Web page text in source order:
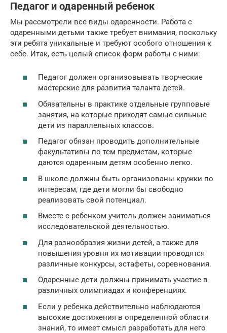
Педагог и одаренный ребенок
Мы рассмотрели все виды одаренности. Работа с
одаренными детьми также требует внимания, поскольку
эти ребята уникальные и требуют особого отношения к
себе. Итак, есть целый список форм работы с ними:
Педагог должен организовывать творческие
мастерские для развития таланта детей.
Обязательны в практике отдельные групповые
занятия, на которые приходят самые сильные
дети из параллельных классов.
Педагог обязан проводить дополнительные
факультативы по тем предметам, которые
даются одаренным детям особенно легко.
В школе должны быть организованы кружки по
интересам, где дети могли бы свободно
реализовать свой потенциал.
Вместе с ребенком учитель должен заниматься
исследовательской деятельностью.
Для разнообразия жизни детей, а также для
повышения уровня их мотивации проводятся
различные конкурсы, эстафеты, соревнования.
Одаренные дети должны принимать участие в
различных олимпиадах и конференциях.
Если у ребенка действительно наблюдаются
высокие достижения в определенной области
знаний, то имеет смысл разработать для него